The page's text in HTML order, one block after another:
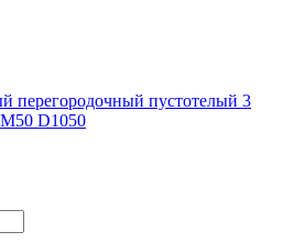
перегородочный пустотелый 3
D1050